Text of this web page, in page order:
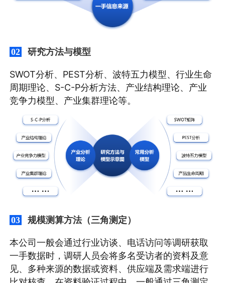
02 研究方法与模型
SWOT分析、PEST分析、波特五力模型、行业生命
周期理论、S-C-P分析方法、产业结构理论、产业
竞争力模型、产业集群理论等。
03 规模测算方法（三角测定）
本公司一般会通过行业访谈、电话访问等调研获取
一手数据时，调研人员会将多名受访者的资料及意
见、多种来源的数据或资料、供应端及需求端进行